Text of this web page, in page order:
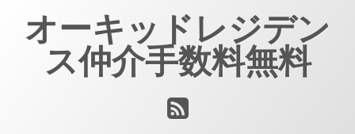
オーキッドレジデン
ス仲介手数料無料
RSS